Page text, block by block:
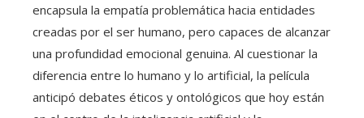
encapsula la empatía problemática hacia entidades
creadas por el ser humano, pero capaces de alcanzar
una profundidad emocional genuina. Al cuestionar la
diferencia entre lo humano y lo artificial, la película
anticipó debates éticos y ontológicos que hoy están